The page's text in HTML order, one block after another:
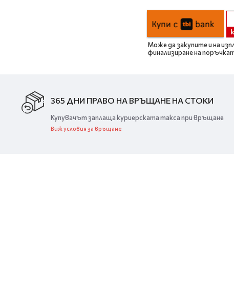
Може да закупите и на
финализиране на
365 ДНИ ПРАВО НА ВРЪЩАНЕ НА СТОКИ
Купувачът заплаща куриерската такса при връщане
Виж условия за връщане